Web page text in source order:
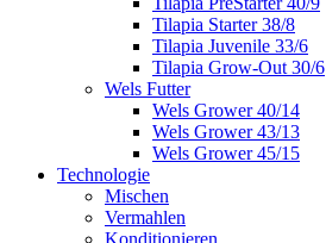
Tilapia Starter 38/8
Tilapia Juvenile 33/6
Tilapia Grow-Out 30/6
Wels Futter
Wels Grower 40/14
Wels Grower 43/13
Wels Grower 45/15
Technologie
Mischen
Vermahlen